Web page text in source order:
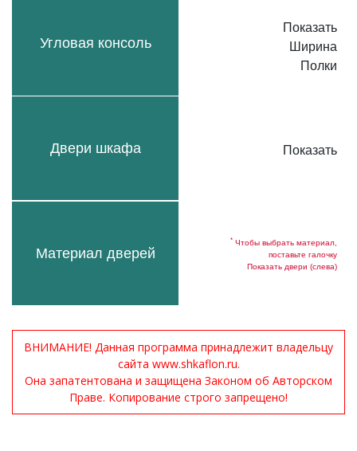
Угловая консоль
Двери шкафа
Материал дверей
Показать
Ширина
Полки
Показать
* Чтобы выбрать материал,
поставьте галочку
Показать двери (слева)
ВНИМАНИЕ! Данная программа принадлежит владельцу
сайта www.shkaflon.ru.
Она запатентована и защищена Законом об Авторском
Праве. Копирование строго запрещено!